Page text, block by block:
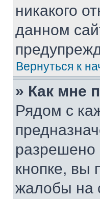
никакого
данном
Вернуться к
» Как мне
Рядом с
разрешено
кнопке, вы
жалобы на